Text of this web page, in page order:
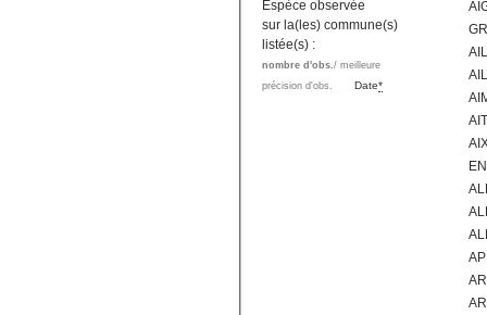
Espèce observée
sur la(les) commune(s)
listée(s) :
nombre d'obs./ meilleure
précision d'obs.
Date*